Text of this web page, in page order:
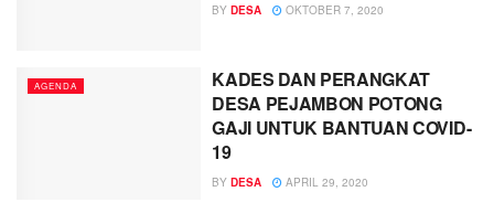
BY DESA OKTOBER 7, 2020
AGENDA
KADES DAN PERANGKAT
DESA PEJAMBON POTONG
GAJI UNTUK BANTUAN COVID-
19
BY DESA APRIL 29, 2020